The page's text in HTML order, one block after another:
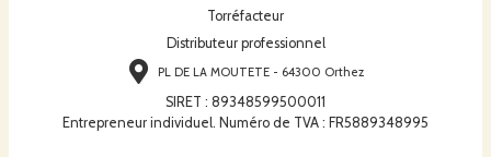
Torréfacteur
Distributeur professionnel
PL DE LA MOUTETE - 64300 Orthez
SIRET : 89348599500011
Entrepreneur individuel. Numéro de TVA : FR5889348995